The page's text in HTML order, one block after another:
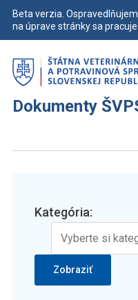
Beta verzia.
na úprave stránky sa pracuje.
Dokumenty
Kategória: